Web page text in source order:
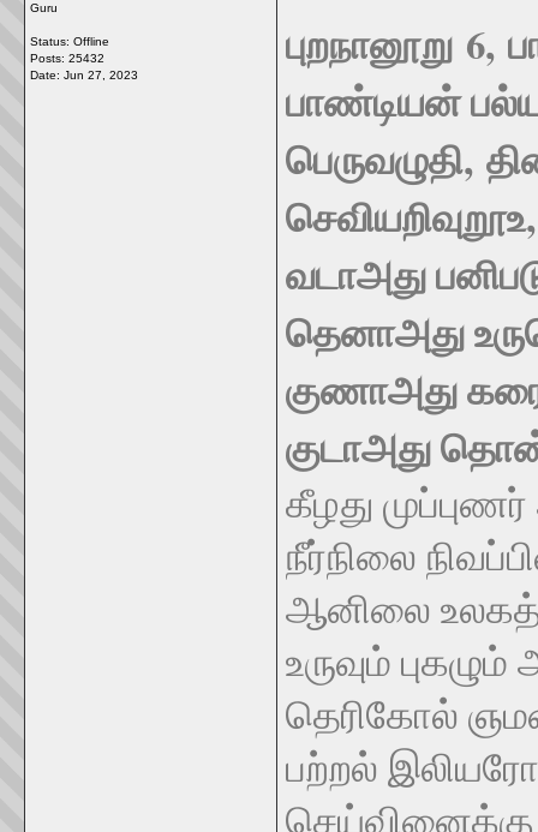
Guru
Status: Offline
Posts: 25432
Date: Jun 27, 2023
புறநானூறு 6,
பாண்டியன்
பெருவழுதி,
செவியறிவுறூஉ
வடாஅது
தெனாஅது
குணாஅது
குடாஅது
கீழது
நீர்நிலை
ஆனிலை
உருவும்
தெரிகோல்
பற்றல் இலியரோ